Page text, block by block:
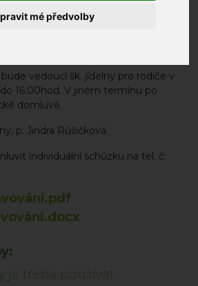
mé předvolby
nebo inkasem z účtu.
vedoucí šk. jídelny pro rodiče v
16:00hod. V jiném termínu po
domluvě.
p. Jindra Růžičková.
individuální schůzku na tel. č:
je třeba používat